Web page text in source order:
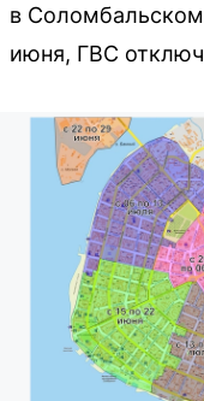
в Соломбальском
июня, ГВС